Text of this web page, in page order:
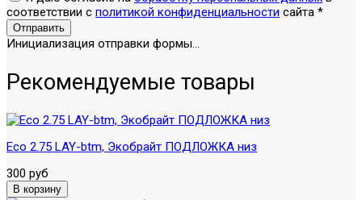
соответствии с политикой конфиденциальности сайта *
Отправить
Инициализация отправки формы...
Рекомендуемые товары
Eco 2.75 LAY-btm, Экобрайт ПОДЛОЖКА низ
300 руб